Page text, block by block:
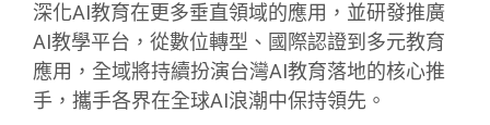
深化AI教育在更多垂直領域的應用，並研發推廣
AI教學平台，從數位轉型、國際認證到多元教育
應用，全域將持續扮演台灣AI教育落地的核心推
手，攜手各界在全球AI浪潮中保持領先。